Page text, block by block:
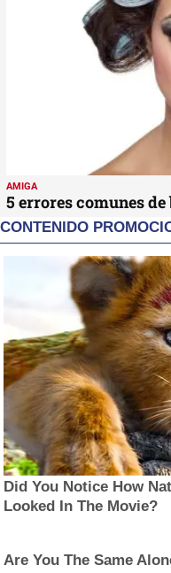
AMIGA
5 errores comunes
CONTENIDO
Did You Notice How
Looked In The Movie?
Are You The Same